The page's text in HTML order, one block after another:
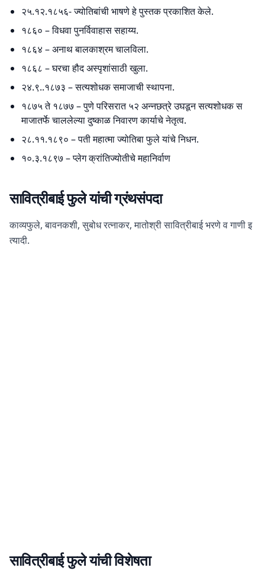
२५.१२.१८५६- ज्योतिबांची भाषणे हे पुस्तक प्रकाशित केले.
१८६० – विधवा पुनर्विवाहास सहाय्य.
१८६४ – अनाथ बालकाश्रम चालविला.
१८६८ – घरचा हौद अस्पृशांसाठी खुला.
२४.९..१८७३ – सत्यशोधक समाजाची स्थापना.
१८७५ ते १८७७ – पुणे परिसरात ५२ अन्नछत्रे उघडून सत्यशोधक स
माजातर्फे चाललेल्या दुष्काळ निवारण कार्याचे नेतृत्व.
२८.११.१८९० – पती महात्मा ज्योतिबा फुले यांचे निधन.
१०.३.१८९७ – प्लेग क्रांतिज्योतीचे महानिर्वाण
सावित्रीबाई फुलेयांचीग्रंथसंपदा
काव्यफुले, बावनकशी, सुबोध रत्नाकर, मातोश्री सावित्रीबाई भरणे व गाणी इ
त्यादी.
सावित्रीबाई फुलेयांचीविशेषता